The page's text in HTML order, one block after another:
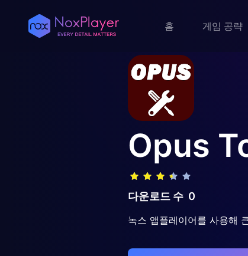
홈 게임 공략
Opus
다운로드 수 0
녹스 앱플레이어를 사용해